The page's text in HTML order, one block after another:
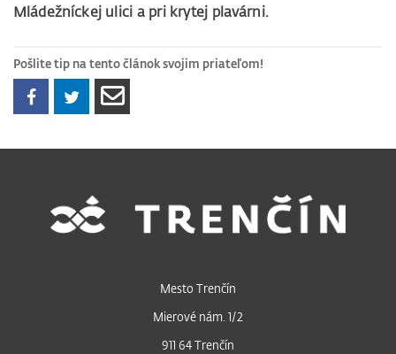
Mládežníckej ulici a pri krytej plavárni.
Pošlite tip na tento článok svojim priateľom!
Mesto Trenčín
Mierové nám. 1/2
911 64 Trenčín